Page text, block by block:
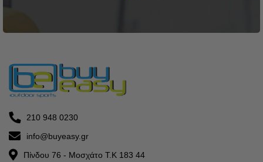
210 948 0230
info@buyeasy.gr
Πίνδου 76 - Μοσχάτο Τ.Κ 183 44